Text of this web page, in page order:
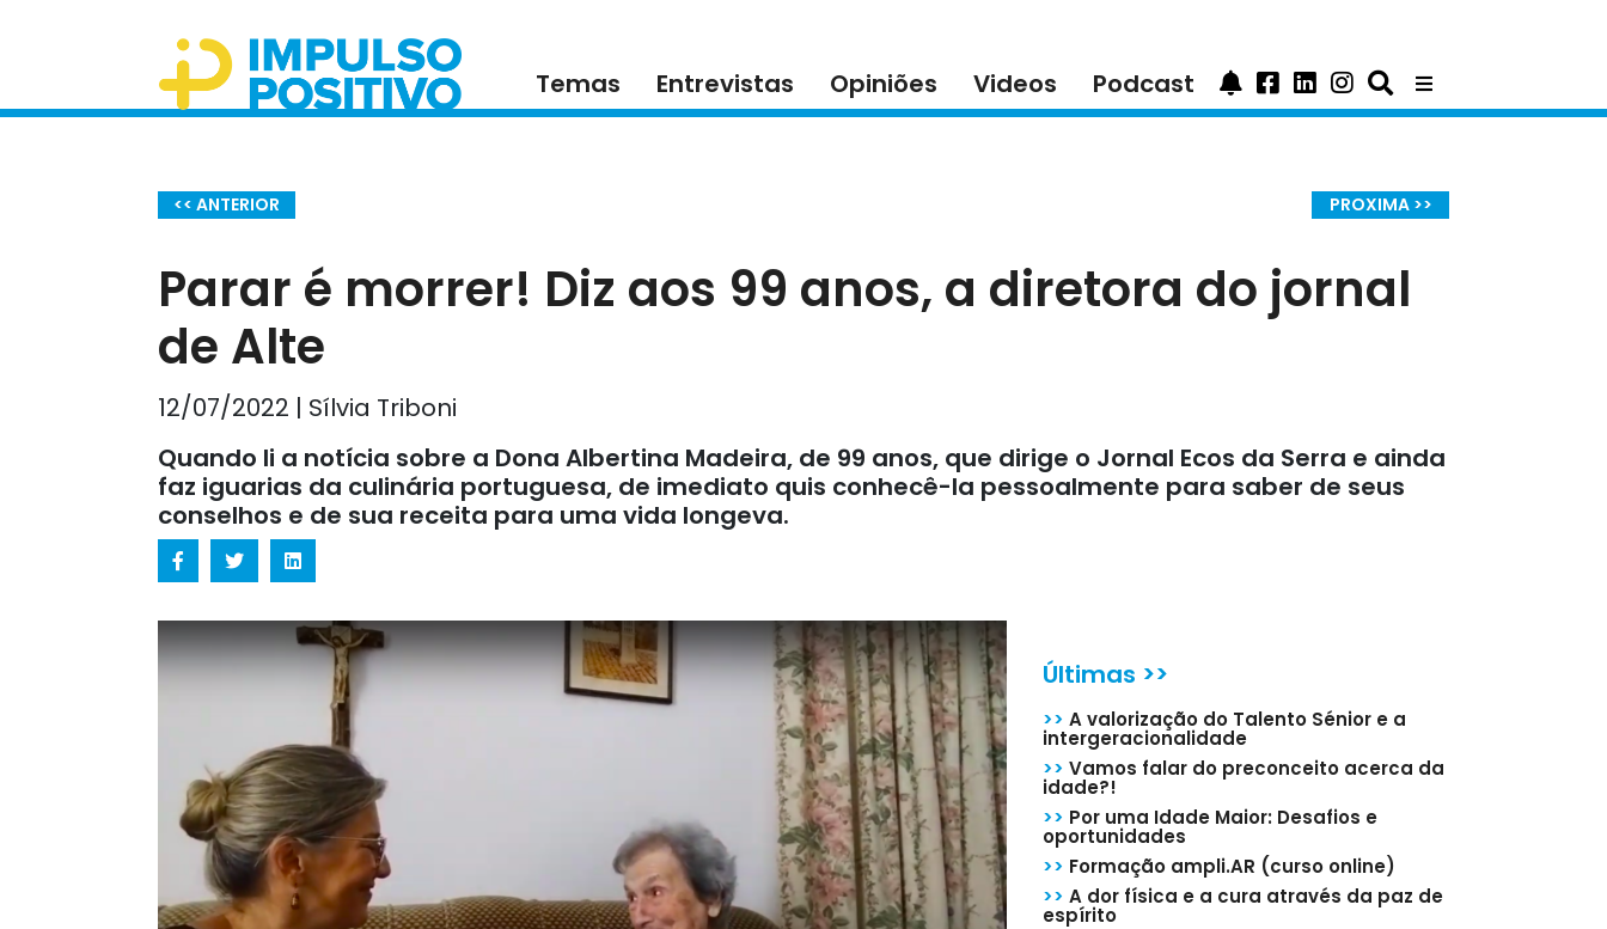
Temas Entrevistas Opiniões Videos Podcast
<< ANTERIOR PROXIMA >>
Parar é morrer! Diz aos 99 anos, a diretora do jornal
de Alte
12/07/2022 | Sílvia Triboni
Quando li a notícia sobre a Dona Albertina Madeira, de 99 anos, que dirige o Jornal Ecos da Serra e ainda
faz iguarias da culinária portuguesa, de imediato quis conhecê-la pessoalmente para saber de seus
conselhos e de sua receita para uma vida longeva.
Últimas >>
>> A valorização do Talento Sénior e a
intergeracionalidade
>> Vamos falar do preconceito acerca da
idade?!
>> Por uma Idade Maior: Desafios e
oportunidades
>> Formação ampli.AR (curso online)
>> A dor física e a cura através da paz de
espírito